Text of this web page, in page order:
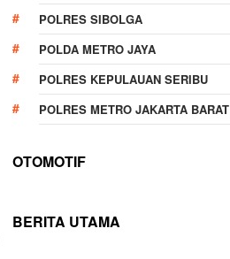
POLRES SIBOLGA
POLDA METRO JAYA
POLRES KEPULAUAN SERIBU
POLRES METRO JAKARTA BARAT
OTOMOTIF
BERITA UTAMA